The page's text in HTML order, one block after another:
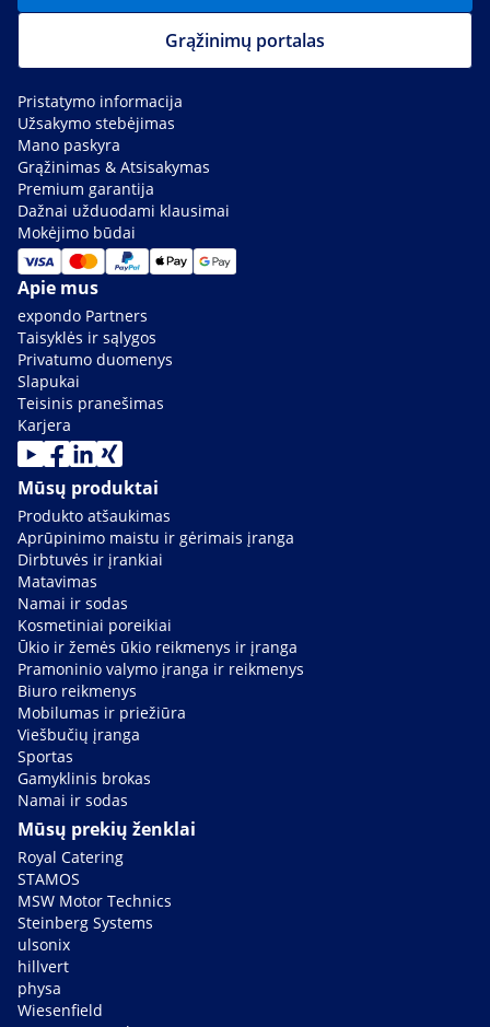
Grąžinimų portalas
Pristatymo informacija
Užsakymo stebėjimas
Mano paskyra
Grąžinimas & Atsisakymas
Premium garantija
Dažnai užduodami klausimai
Mokėjimo būdai
Apie mus
expondo Partners
Taisyklės ir sąlygos
Privatumo duomenys
Slapukai
Teisinis pranešimas
Karjera
Mūsų produktai
Produkto atšaukimas
Aprūpinimo maistu ir gėrimais įranga
Dirbtuvės ir įrankiai
Matavimas
Namai ir sodas
Kosmetiniai poreikiai
Ūkio ir žemės ūkio reikmenys ir įranga
Pramoninio valymo įranga ir reikmenys
Biuro reikmenys
Mobilumas ir priežiūra
Viešbučių įranga
Sportas
Gamyklinis brokas
Namai ir sodas
Mūsų prekių ženklai
Royal Catering
STAMOS
MSW Motor Technics
Steinberg Systems
ulsonix
hillvert
physa
Wiesenfield